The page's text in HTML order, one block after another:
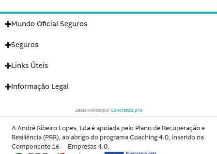
Mundo Oficial Seguros
Seguros
Links Úteis
Informação Legal
Desenvolvido porConcretiza.pro
A André Ribeiro Lopes, Lda é apoiada pelo Plano de Recuperação e
Resiliência (PRR), ao abrigo do programa Coaching 4.0, inserido na
Componente 16 — Empresas 4.0.